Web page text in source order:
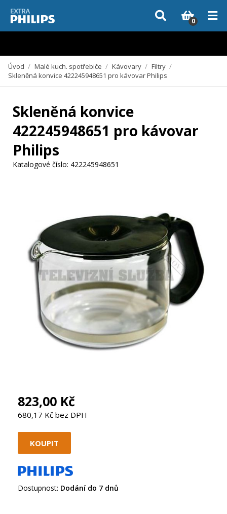
Vzhledem k aktuální situaci se může dodání dílů, které nejsou skladem,
zpozdit. Děkujeme za pochopení.
0
Úvod / Malé kuch. spotřebiče / Kávovary / Filtry /
Skleněná konvice 422245948651 pro kávovar Philips
Skleněná konvice
422245948651 pro kávovar
Philips
Katalogové číslo: 422245948651
823,00 Kč
680,17 Kč bez DPH
Dostupnost: Dodání do 7 dnů